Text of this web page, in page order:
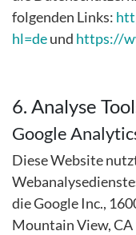
folgenden Links:
hl=deund https://
6. Analyse
Google
Diese Website
die Google Inc.,
Mountain View, CA